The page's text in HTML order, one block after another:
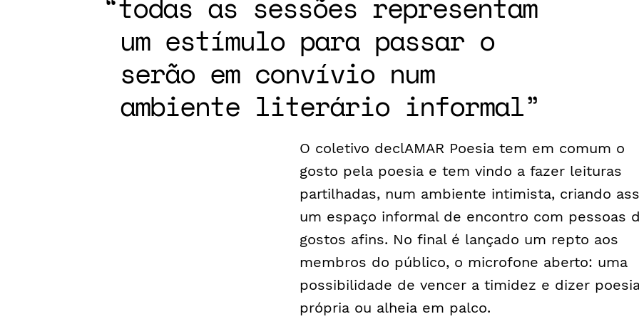
um estímulo para passar o
serão em convívio num
ambiente literário informal
O coletivo declAMAR Poesia tem em comum o
gosto pela poesia e tem vindo a fazer leituras
partilhadas, num ambiente intimista, criando
um espaço informal de encontro com pessoas
gostos afins. No final é lançado um repto aos
membros do público, o microfone aberto: uma
possibilidade de vencer a timidez e dizer
própria ou alheia em palco.